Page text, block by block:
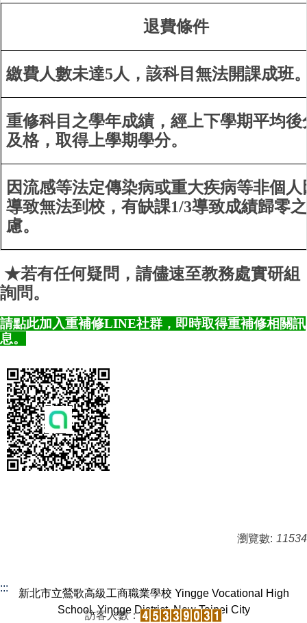
退費條件
繳費人數未達5人，該科目無法開課成班
重修科目之學年成績，經上下學期平均後
及格，取得上學期學分。
因流感等法定傳染病或重大疾病等非個人
導致無法到校，有缺課1/3導致成績歸零
慮。
★若有任何疑問，請儘速至教務處實研組
詢問。
請點此加入重補修LINE社群，即時取得重補修相關訊
息。
瀏覽數: 11534
:::
訪客人數：
新北市立鶯歌高級工商職業學校 Yingge Vocational High
School, Yingge District, New Taipei City